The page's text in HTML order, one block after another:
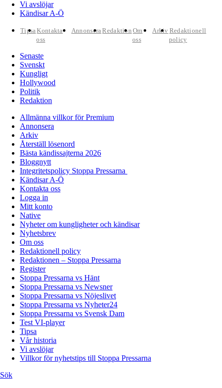
Vi avslöjar
Kändisar A-Ö
TipsaKontakta
oss
AnnonseraRedaktion Om
oss
Arkiv Redaktionell
policy
Senaste
Svenskt
Kungligt
Hollywood
Politik
Redaktion
Allmänna villkor för Premium
Annonsera
Arkiv
Återställ lösenord
Bästa kändissajterna 2026
Bloggnytt
Integritetspolicy Stoppa Pressarna
Kändisar A-Ö
Kontakta oss
Logga in
Mitt konto
Native
Nyheter om kungligheter och kändisar
Nyhetsbrev
Om oss
Redaktionell policy
Redaktionen – Stoppa Pressarna
Register
Stoppa Pressarna vs Hänt
Stoppa Pressarna vs Newsner
Stoppa Pressarna vs Nöjeslivet
Stoppa Pressarna vs Nyheter24
Stoppa Pressarna vs Svensk Dam
Test VI-player
Tipsa
Vår historia
Vi avslöjar
Villkor för nyhetstips till Stoppa Pressarna
Sök